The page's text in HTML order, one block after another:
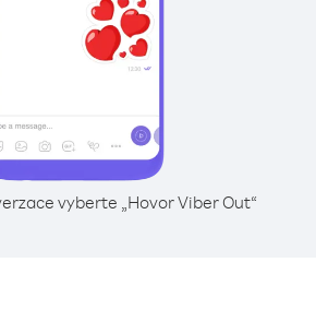
vyberte „Hovor Viber Out“